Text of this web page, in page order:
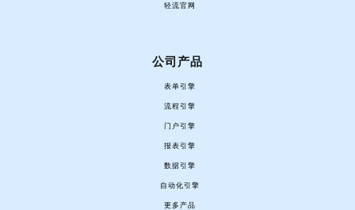
轻流官网
公司产品
表单引擎
流程引擎
门户引擎
报表引擎
数据引擎
自动化引擎
更多产品